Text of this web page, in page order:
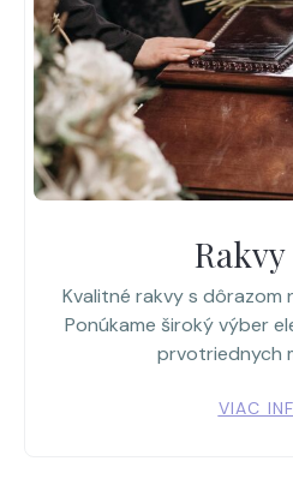
Rakvy
Kvalitné rakvy s
Ponúkame široký výber
prvotriednych
VIAC